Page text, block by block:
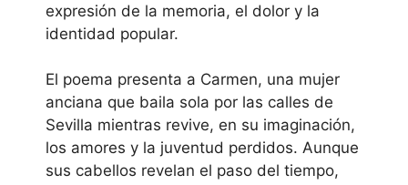
expresión de la memoria, el dolor y la
identidad popular.
El poema presenta a Carmen, una mujer
anciana que baila sola por las calles de
Sevilla mientras revive, en su imaginación,
los amores y la juventud perdidos. Aunque
sus cabellos revelan el paso del tiempo,